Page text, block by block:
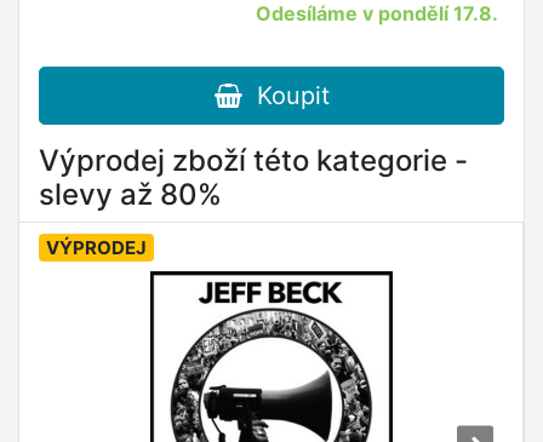
Odesíláme v pondělí 17.8.
Koupit
Výprodej zboží této kategorie -
slevy až 80%
VÝPRODEJ